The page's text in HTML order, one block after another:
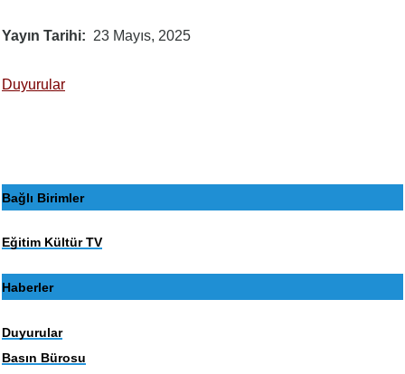
Yayın Tarihi 23 Mayıs, 2025
Duyurular
Bağlı Birimler
Eğitim Kültür TV
Haberler
Duyurular
Basın Bürosu